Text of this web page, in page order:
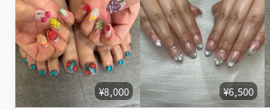
¥8,000 ¥6,500